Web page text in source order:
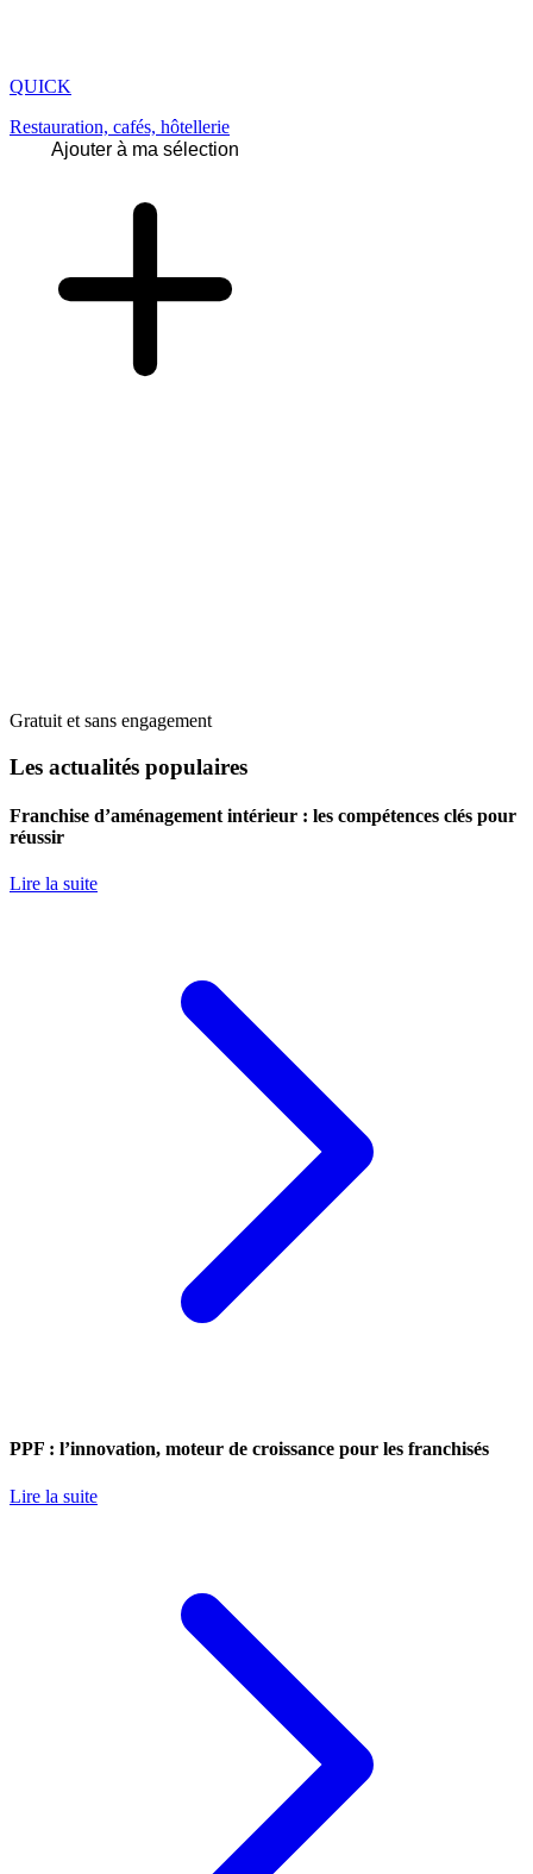
QUICK
Restauration, cafés, hôtellerie
Ajouter à ma sélection
Gratuit et sans engagement
Les actualités populaires
Franchise d’aménagement intérieur : les compétences clés pour
réussir
Lire la suite
PPF : l’innovation, moteur de croissance pour les franchisés
Lire la suite